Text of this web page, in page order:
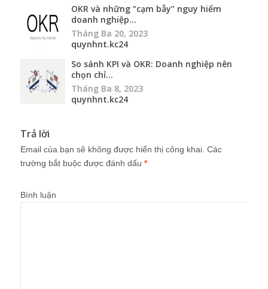
OKR và những “cạm bẫy” nguy hiểm
doanh nghiệp...
Tháng Ba 20, 2023
quynhnt.kc24
So sánh KPI và OKR: Doanh nghiệp nên
chọn chỉ...
Tháng Ba 8, 2023
quynhnt.kc24
Trả lời
Email của bạn sẽ không được hiển thị công khai. Các
trường bắt buộc được đánh dấu *
Bình luận